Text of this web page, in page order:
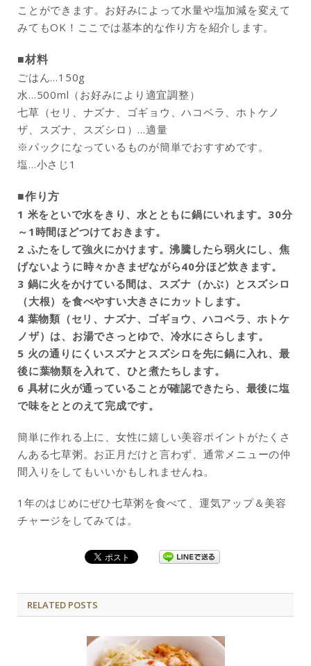
ことができます。お好みによって水量や塩加減を変えて
みてもOK！ここでは基本的な作り方を紹介します。
■材料
ごはん…150g
水…500ml（お好みにより適宜調整）
七草（セリ、ナズナ、ゴギョウ、ハコベラ、ホトケノ
ザ、スズナ、スズシロ）…適量
※パックになっているものが簡単でおすすめです。
塩…小さじ1
■作り方
1 米をといで水をきり、水とともに鍋にいれます。30分
～1時間ほどつけておきます。
2 ふたをして強火にかけます。沸騰したら弱火にし、焦
げないように時々かきまぜながら40分ほど炊きます。
3 鍋に火をかけている間は、スズナ（かぶ）とスズシロ
（大根）を食べやすい大きさにカットします。
4 葉物類（セリ、ナズナ、ゴギョウ、ハコベラ、ホトケ
ノザ）は、お湯でさっとゆで、冷水にさらします。
5 火の通りにくいスズナとスズシロを先に鍋に入れ、最
後に葉物類を入れて、ひと煮たちします。
6 具材に火が通っていることが確認できたら、最後に塩
で味をととのえて完成です。
簡単に作れる上に、女性に嬉しい美容ポイントがたくさ
んある七草粥。お正月だけと言わず、通常メニューの仲
間入りをしてもいいかもしれませんね。
1年のはじめにぜひ七草粥を食べて、運気アップ＆美容
チャージをしてみては。
RELATED POSTS